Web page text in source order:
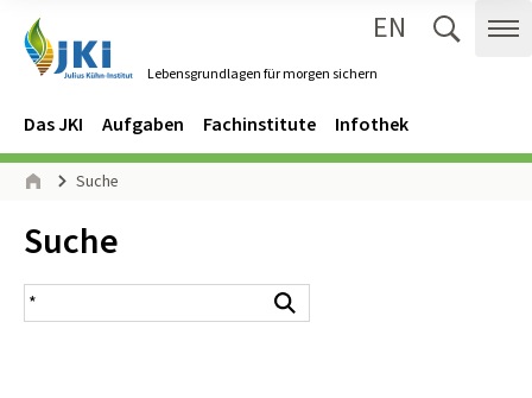
Lebensgrundlagen für morgen sichern
EN
Navigation
Hauptmenü
Das JKI Aufgaben Fachinstitute Infothek
Seitenpfad
Suche
Inhalt:
Suche
Suchergebnis